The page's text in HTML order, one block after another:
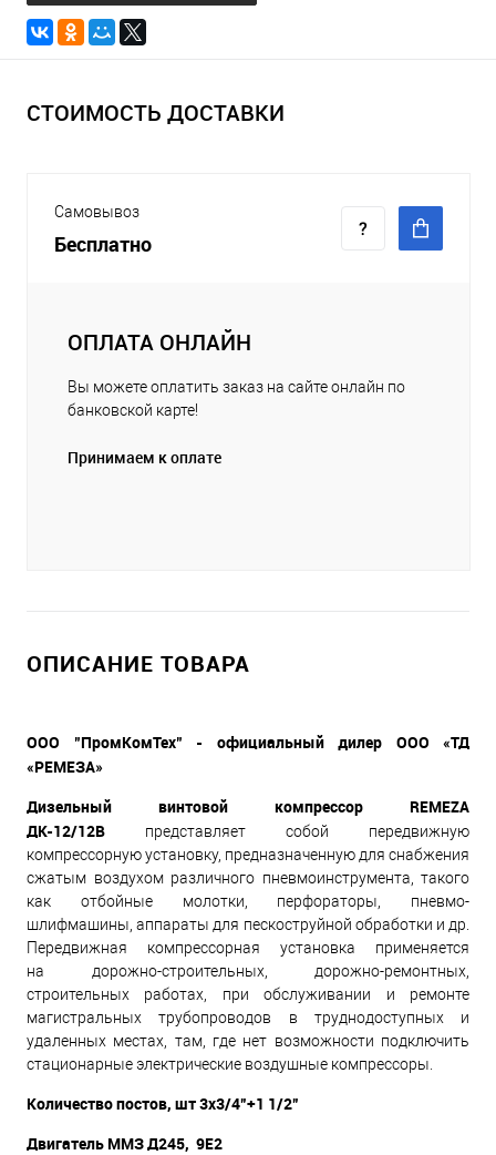
СТОИМОСТЬ ДОСТАВКИ
Самовывоз
Бесплатно
ОПЛАТА ОНЛАЙН
Вы можете оплатить заказ на сайте онлайн по
банковской карте!
Принимаем к оплате
ОПИСАНИЕ ТОВАРА
ООО "ПромКомТех" - официальный дилер ООО «ТД
«РЕМЕЗА»
Дизельный винтовой компрессор REMEZA
ДК-12/12В представляет собой передвижную
компрессорную установку, предназначенную для снабжения
сжатым воздухом различного пневмоинструмента, такого
как отбойные молотки, перфораторы, пневмо-
шлифмашины, аппараты для пескоструйной обработки и др.
Передвижная компрессорная установка применяется
на дорожно-строительных, дорожно-ремонтных,
строительных работах, при обслуживании и ремонте
магистральных трубопроводов в труднодоступных и
удаленных местах, там, где нет возможности подключить
стационарные электрические воздушные компрессоры.
Количество постов, шт 3x3/4”+1 1/2”
Двигатель ММЗ Д245, 9Е2